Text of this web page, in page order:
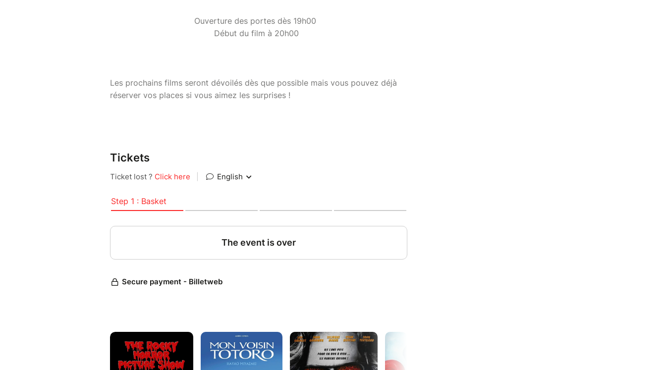
Ouverture des portes dès 19h00
Début du film à 20h00
Les prochains films seront dévoilés dès que possible mais vous pouvez déjà
réserver vos places si vous aimez les surprises !
Tickets